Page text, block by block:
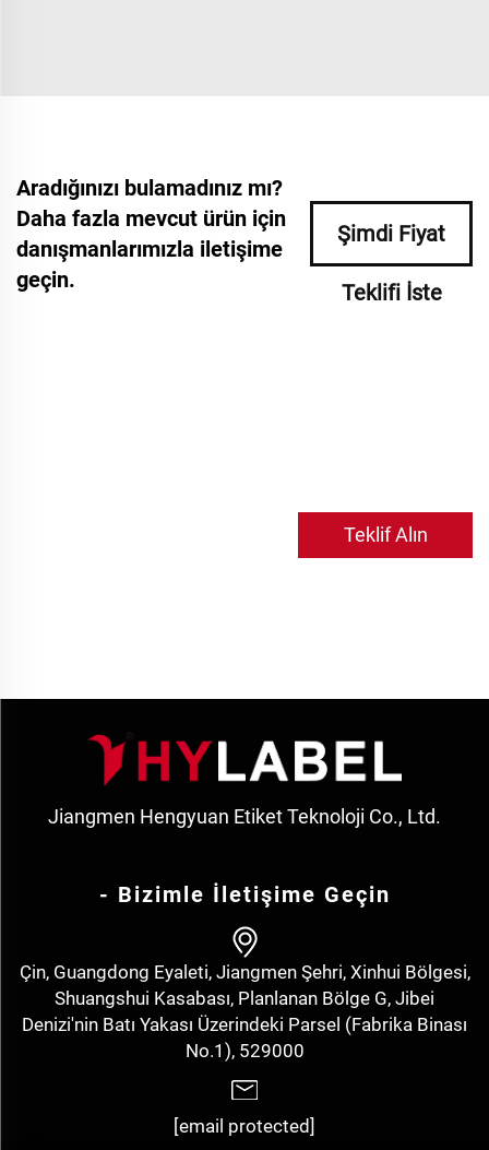
Aradığınızı bulamadınız mı?
Daha fazla mevcut ürün için
danışmanlarımızla iletişime
geçin.
Şimdi Fiyat
Teklifi İste
Teklif Alın
Jiangmen Hengyuan Etiket Teknoloji Co., Ltd.
- Bizimle İletişime Geçin
Çin, Guangdong Eyaleti, Jiangmen Şehri, Xinhui Bölgesi,
Shuangshui Kasabası, Planlanan Bölge G, Jibei
Denizi'nin Batı Yakası Üzerindeki Parsel (Fabrika Binası
No.1), 529000
[email protected]